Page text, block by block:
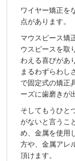
ワイヤー矯正を
点があります。
マウスピース矯
ウスピースを取
わえる喜びがあ
まるわずらわし
で固定式の矯正
ーズに歯磨きが
そしてもうひと
がないと言うこ
め、金属を使用
方や、金属アレ
頂けます。